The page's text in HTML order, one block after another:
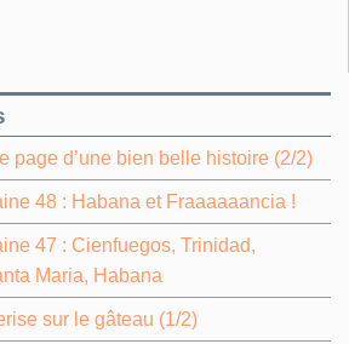
page d’une bien belle histoire (2/2)
48 : Habana et Fraaaaaancia !
47 : Cienfuegos, Trinidad,
Maria, Habana
sur le gâteau (1/2)